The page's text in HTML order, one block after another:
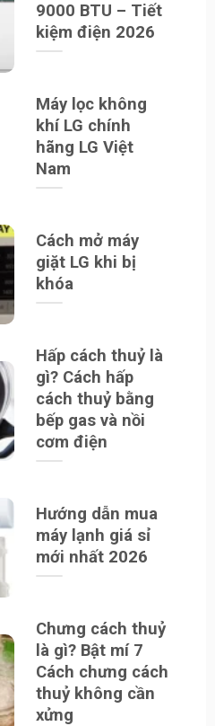
9000 BTU – Tiết
kiệm điện 2026
Máy lọc không
khí LG chính
hãng LG Việt
Nam
Cách mở máy
giặt LG khi bị
khóa
Hấp cách thuỷ là
gì? Cách hấp
cách thuỷ bằng
bếp gas và nồi
cơm điện
Hướng dẫn mua
máy lạnh giá sỉ
mới nhất 2026
Chưng cách thuỷ
là gì? Bật mí 7
Cách chưng cách
thuỷ không cần
xửng